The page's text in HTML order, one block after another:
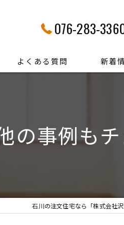
076-283-
よくある質問 新着
の事例も
石川の注文住宅なら「株式会社沢